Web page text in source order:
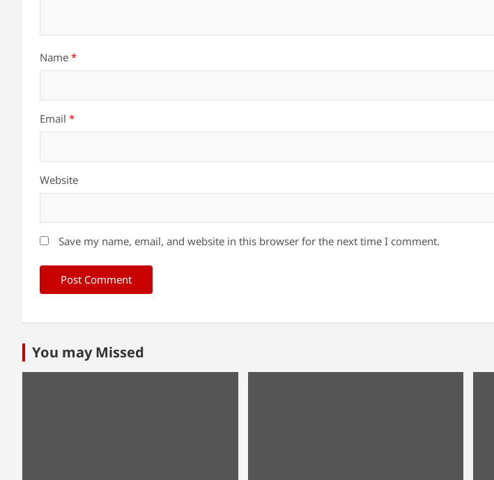
Name *
Email *
Website
Save my name, email, and website in this browser for the next time I comment.
You may Missed